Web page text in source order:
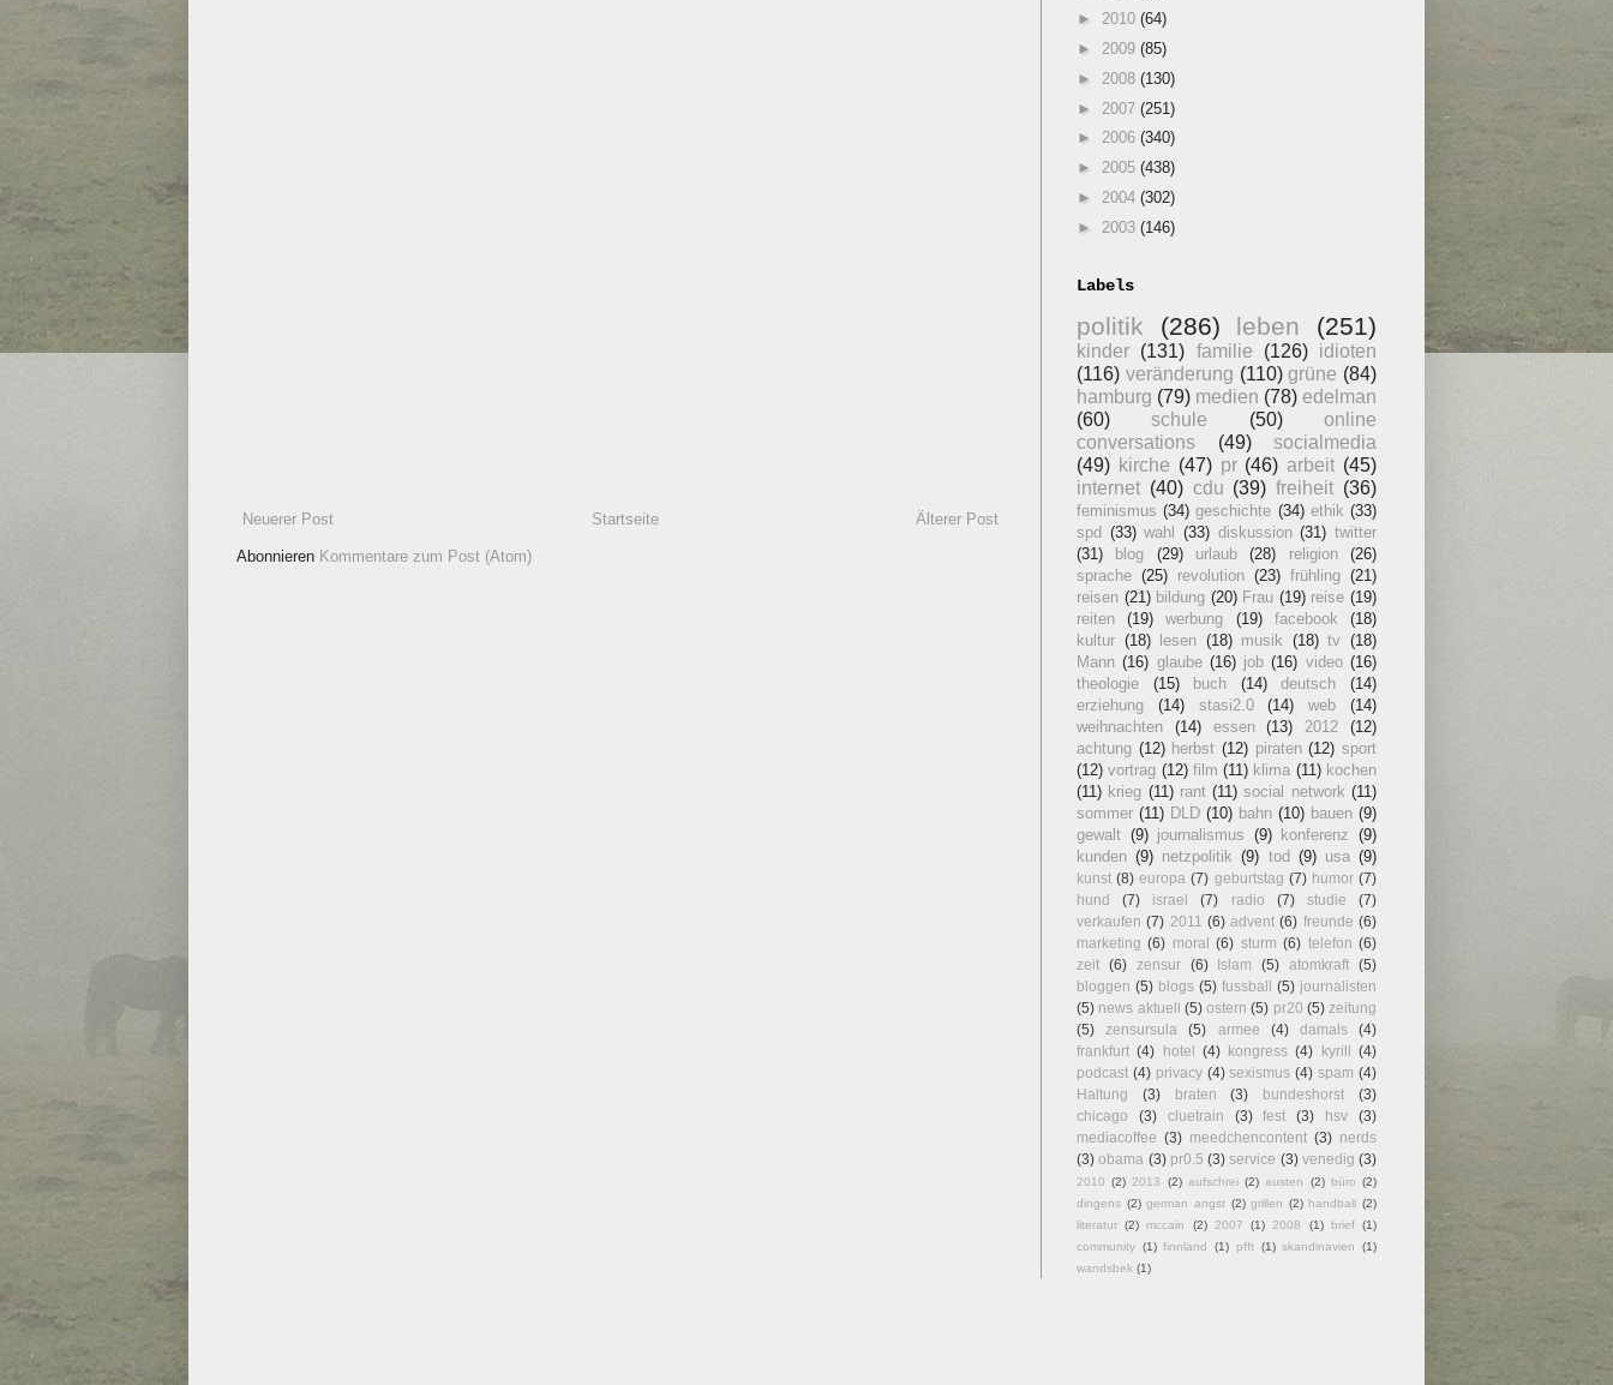
Neuerer Post Älterer Post
Startseite
Abonnieren Kommentare zum Post (Atom)
► 2010 (64)
► 2009 (85)
► 2008 (130)
► 2007 (251)
► 2006 (340)
► 2005 (438)
► 2004 (302)
► 2003 (146)
Labels
politik (286) leben (251)
kinder (131) familie (126)
idioten
(116) veränderung (110) grüne (84)
hamburg (79) medien (78) edelman
(60)
schule (50)
online
conversations
(49)
socialmedia
(49) kirche (47) pr (46) arbeit (45)
internet (40) cdu (39) freiheit (36)
feminismus (34) geschichte (34) ethik (33)
spd (33) wahl (33) diskussion (31) twitter
(31)
blog (29) urlaub (28) religion
(26)
sprache (25) revolution (23) frühling (21)
reisen (21) bildung (20) Frau (19) reise (19)
reiten
(19) werbung (19) facebook
(18)
kultur (18) lesen (18) musik (18) tv
(18)
Mann (16) glaube (16) job (16) video (16)
theologie
(15) buch (14) deutsch
(14)
erziehung
(14) stasi2.0 (14) web
(14)
weihnachten
(14) essen (13) 2012
(12)
achtung (12) herbst (12) piraten (12) sport
(12) vortrag (12) film (11) klima (11) kochen
(11) krieg (11) rant (11) social network (11)
sommer (11) DLD (10) bahn (10) bauen (9)
gewalt (9) journalismus (9) konferenz
(9)
kunden (9) netzpolitik (9) tod (9) usa (9)
kunst (8) europa (7) geburtstag (7) humor (7)
hund
(7) israel (7) radio (7) studie
(7)
verkaufen (7) 2011 (6) advent (6) freunde (6)
marketing (6) moral (6) sturm (6) telefon (6)
zeit
(6) zensur (6) Islam (5) atomkraft
(5)
bloggen (5) blogs (5) fussball (5) journalisten
(5) news aktuell (5) ostern (5) pr20 (5) zeitung
(5)
zensursula (5) armee (4) damals
(4)
frankfurt (4) hotel (4) kongress (4) kyrill (4)
podcast (4) privacy (4) sexismus (4) spam (4)
Haltung
(3) braten (3) bundeshorst
(3)
chicago
(3) cluetrain (3) fest (3) hsv
(3)
mediacoffee (3) meedchencontent (3) nerds
(3) obama (3) pr0.5 (3) service (3) venedig (3)
2010 (2) 2013 (2) aufschrei (2) austen (2) büro (2)
dingens (2) german angst (2) grillen (2) handball (2)
literatur (2) mccain (2) 2007 (1) 2008 (1) brief (1)
community (1) finnland (1) pfft (1) skandinavien
(1)
wandsbek (1)